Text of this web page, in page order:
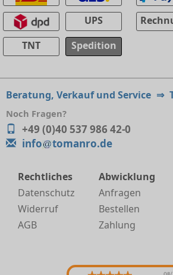
UPS
TNT
Spedition
Beratung, Verkauf und Service ⇒
Noch Fragen?
+49 (0)40 537 986 42-0
info
tomanro.de
Rechtliches
Datenschutz
Widerruf
AGB
Abwicklung
Anfragen
Bestellen
Zahlung